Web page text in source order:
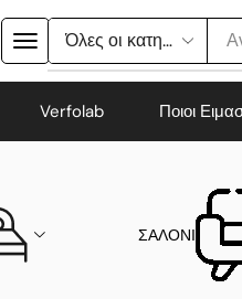
Verfolab Ποιοι
ΣΑΛΟΝΙ